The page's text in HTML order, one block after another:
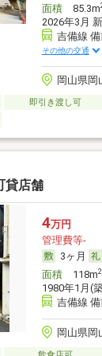
面積85.3m
2026年3月
吉備線
その他の交通
岡山県岡
即引き渡し可
貸店舗
4万円
管理費等-
3ヶ月
面積118m2
1980年1月(
吉備線
岡山県岡